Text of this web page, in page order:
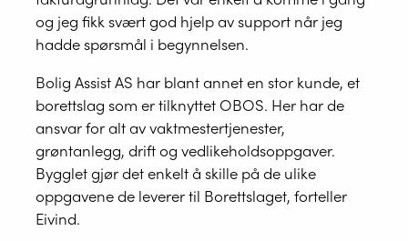
og jeg fikk svært god hjelp av support når jeg
hadde spørsmål i begynnelsen.
Bolig Assist AS har blant annet en stor kunde, et
borettslag som er tilknyttet OBOS. Her har de
ansvar for alt av vaktmestertjenester,
grøntanlegg, drift og vedlikeholdsoppgaver.
Bygglet gjør det enkelt å skille på de ulike
oppgavene de leverer til Borettslaget, forteller
Eivind.